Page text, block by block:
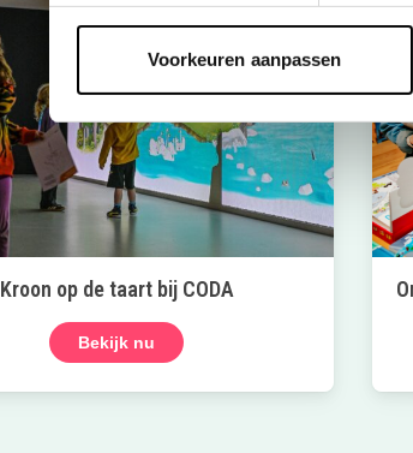
Voorkeuren aanpassen
Kroon op de taart bij CODA
Bekijk nu